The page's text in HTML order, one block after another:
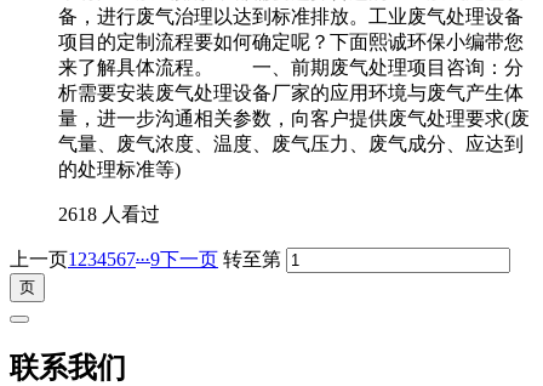
备，进行废气治理以达到标准排放。工业废气处理设备
项目的定制流程要如何确定呢？下面熙诚环保小编带您
来了解具体流程。 一、前期废气处理项目咨询：分
析需要安装废气处理设备厂家的应用环境与废气产生体
量，进一步沟通相关参数，向客户提供废气处理要求(废
气量、废气浓度、温度、废气压力、废气成分、应达到
的处理标准等)
2618 人看过
上一页1 234567...9下一页 转至第
联系我们